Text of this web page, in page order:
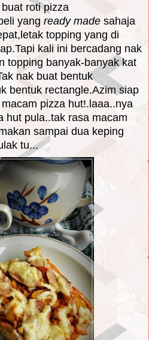
roti pizza
yang ready made sahaja
topping yang di
kali ini bercadang nak
topping banyak-banyak kat
nak buat bentuk
bentuk rectangle.Azim siap
pizza hut!.laaa..nya
hut pula..tak rasa macam
sampai dua keping
tu...